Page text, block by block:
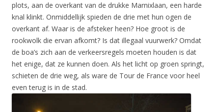
plots, aan de overkant van de drukke Marnixlaan, een harde
knal klinkt. Onmiddellijk spieden de drie met hun ogen de
overkant af. Waar is de afsteker heen? Hoe groot is de
rookwolk die ervan afkomt? Is dat illegaal vuurwerk? Omdat
de boa’s zich aan de verkeersregels moeten houden is dat
het enige, dat ze kunnen doen. Als het licht op groen springt,
schieten de drie weg, als ware de Tour de France voor heel
even terug is in de stad.